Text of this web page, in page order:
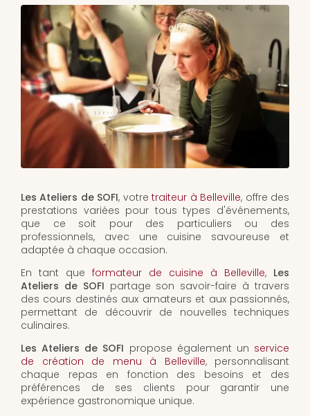
Les Ateliers de SOFI, votretraiteur à Belleville, offre des
prestations variées pour tous types d'événements,
que ce soit pour des particuliers ou des
professionnels, avec une cuisine savoureuse et
adaptée à chaque occasion.
En tant que formateur de cuisine à Belleville, Les
Ateliers de SOFI partage son savoir-faire à travers
des cours destinés aux amateurs et aux passionnés,
permettant de découvrir de nouvelles techniques
culinaires.
Les Ateliers de SOFI propose également un service
de création de menu à Belleville, personnalisant
chaque repas en fonction des besoins et des
préférences de ses clients pour garantir une
expérience gastronomique unique.